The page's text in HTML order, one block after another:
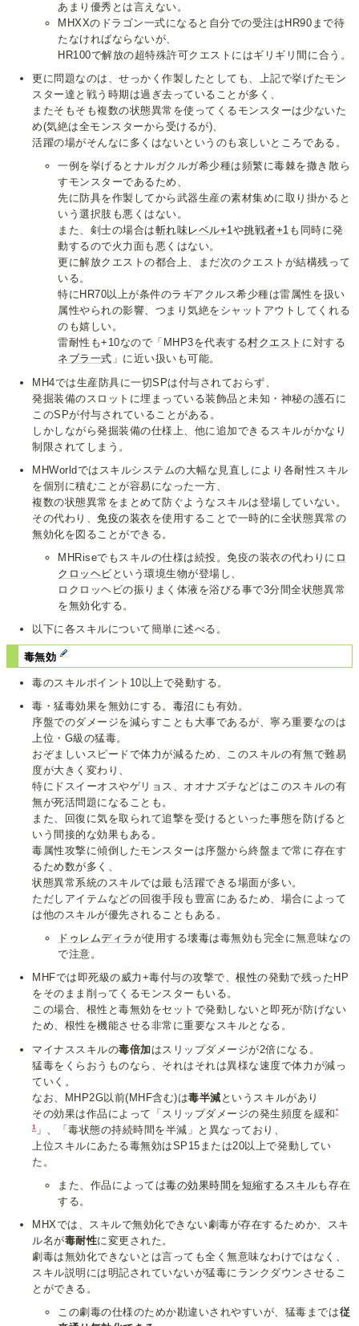
あまり優秀とは言えない。
MHXXのドラゴン一式になると自分での受注はHR90まで待
たなければならないが、
HR100で解放の超特殊許可クエストにはギリギリ間に合う。
更に問題なのは、せっかく作製したとしても、上記で挙げたモン
スター達と戦う時期は過ぎ去っていることが多く、
またそもそも複数の状態異常を使ってくるモンスターは少ないた
め(気絶は全モンスターから受けるが)、
活躍の場がそんなに多くはないというのも哀しいところである。
一例を挙げるとナルガクルガ希少種は頻繁に毒棘を撒き散ら
すモンスターであるため、
先に防具を作製してから武器生産の素材集めに取り掛かると
いう選択肢も悪くはない。
また、剣士の場合は斬れ味レベル+1や挑戦者+1 も同時に発
動するので火力面も悪くはない。
更に解放クエストの都合上、まだ次のクエストが結構残って
いる。
特にHR70以上が条件のラギアクルス希少種は雷属性を扱い
属性やられの影響、つまり気絶をシャットアウトしてくれる
のも嬉しい。
雷耐性も+10なので「MHP3を代表する村クエスト に対する
ネブラ一式 」に近い扱いも可能。
MH4では生産防具に一切SPは付与されておらず、
発掘装備のスロットに埋まっている装飾品と未知・神秘の護石に
このSPが付与されていることがある。
しかしながら発掘装備の仕様上、他に追加できるスキルがかなり
制限されてしまう。
MHWorldではスキルシステムの大幅な見直しにより各耐性スキル
を個別に積むことが容易になった一方、
複数の状態異常をまとめて防ぐようなスキルは登場していない。
その代わり、免疫の装衣 を使用することで一時的に全状態異常の
無効化を図ることができる。
MHRiseでもスキルの仕様は続投。免疫の装衣の代わりに ロ
クロッヘビ という環境生物が登場し、
ロクロッヘビの振りまく体液を浴びる事で3分間全状態異常
を無効化する。
以下に各スキルについて簡単に述べる。
毒無効
毒のスキルポイント10以上で発動する。
毒・猛毒効果を無効にする。 毒沼 にも有効。
序盤でのダメージを減らすことも大事であるが、寧ろ重要なのは
上位・G級の猛毒。
おぞましいスピードで体力が減るため、このスキルの有無で難易
度が大きく変わり、
特にドスイーオスやゲリョス、オオナズチなどはこのスキルの有
無が死活問題になることも。
また、回復に気を取られて追撃を受けるといった事態を防げると
いう間接的な効果もある。
毒属性攻撃に傾倒したモンスターは序盤から終盤まで常に存在す
るため数が多く、
状態異常系統のスキルでは最も活躍できる場面が多い。
ただしアイテムなどの回復手段も豊富にあるため、場合によって
は他のスキルが優先されることもある。
ドゥレムディラ が使用する壊毒は毒無効も完全に無意味なの
で注意。
MHFでは即死級の威力+毒付与の攻撃で、根性の発動で残ったHP
をそのまま削ってくるモンスターもいる。
この場合、根性と毒無効をセットで発動しないと即死が防げない
ため、根性を機能させる非常に重要なスキルとなる。
マイナススキルの毒倍加はスリップダメージが2倍になる。
猛毒をくらおうものなら、それはそれは異様な速度で体力が減っ
ていく。
なお、MHP2G以前(MHF含む)は毒半減 というスキルがあり
その効果は作品によって「スリップダメージの発生頻度を緩和 *
1」、「毒状態の持続時間を半減」と異なっており、
上位スキルにあたる毒無効はSP15または20以上で発動してい
た。
また、作品によっては毒の効果時間を短縮するスキルも存在
する。
MHXでは、スキルで無効化できない劇毒が存在するためか、スキ
ル名が毒耐性に変更された。
劇毒は無効化できないとは言っても全く無意味なわけではなく、
スキル説明には明記されていないが猛毒にランクダウンさせるこ
とができる。
この劇毒の仕様のためか勘違いされやすいが、猛毒までは従